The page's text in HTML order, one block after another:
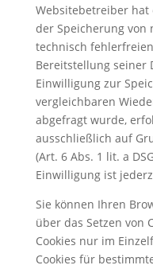
Websitebetreiber hat
der Speicherung von
technisch
Bereitstellung seiner
Einwilligung zur
vergleichbaren
abgefragt wurde,
ausschließlich auf
(Art. 6 Abs. 1 lit. a
Einwilligung ist
Sie können Ihren
über das Setzen von
Cookies nur im
Cookies für